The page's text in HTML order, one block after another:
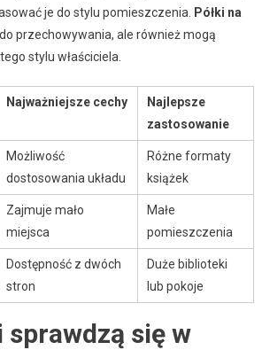
je do stylu pomieszczenia.
Półki na
przechowywania, ale również mogą
stylu właściciela.
Najważniejsze cechy
Najlepsze
zastosowanie
Możliwość
dostosowania układu
Różne formaty
książek
Zajmuje mało
miejsca
Małe
pomieszczenia
Dostępność z dwóch
stron
Duże biblioteki
lub pokoje
sprawdzą się w